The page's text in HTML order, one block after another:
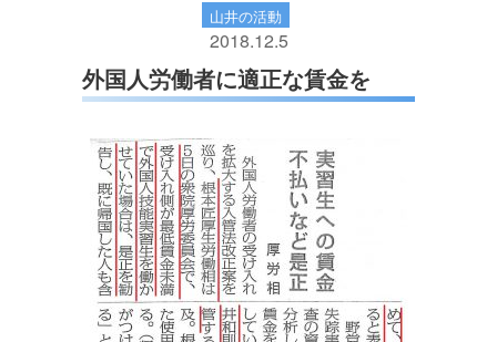
山井の活動
2018.12.5
外国人労働者に適正な賃金を